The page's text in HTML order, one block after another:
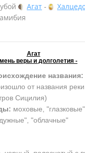
Агат -
Агат
веры и долголетия -
названия:
от названия
Сицилия)
моховые, "глазковые",
"облачные"